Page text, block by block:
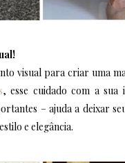
visual para criar uma
, esse cuidado com a
– ajuda a deixar
e elegância.